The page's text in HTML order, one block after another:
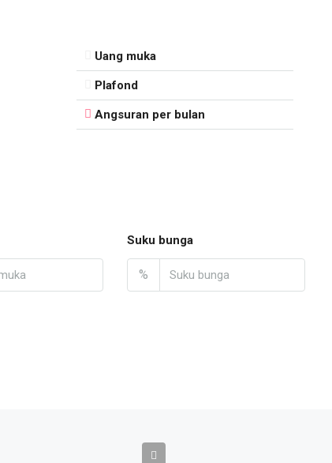
Uang muka
Plafond
Angsuran per bulan
Suku bunga
%